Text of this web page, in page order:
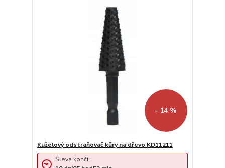
- 14 %
Kuželový odstraňovač kůry na dřevo KD11211
Sleva končí: